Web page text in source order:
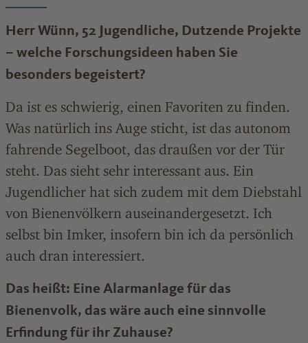
Herr Wünn, 52 Jugendliche, Dutzende Projekte
– welche Forschungsideen haben Sie
besonders begeistert?
Da ist es schwierig, einen Favoriten zu finden.
Was natürlich ins Auge sticht, ist das autonom
fahrende Segelboot, das draußen vor der Tür
steht. Das sieht sehr interessant aus. Ein
Jugendlicher hat sich zudem mit dem Diebstahl
von Bienenvölkern auseinandergesetzt. Ich
selbst bin Imker, insofern bin ich da persönlich
auch dran interessiert.
Das heißt: Eine Alarmanlage für das
Bienenvolk, das wäre auch eine sinnvolle
Erfindung für ihr Zuhause?